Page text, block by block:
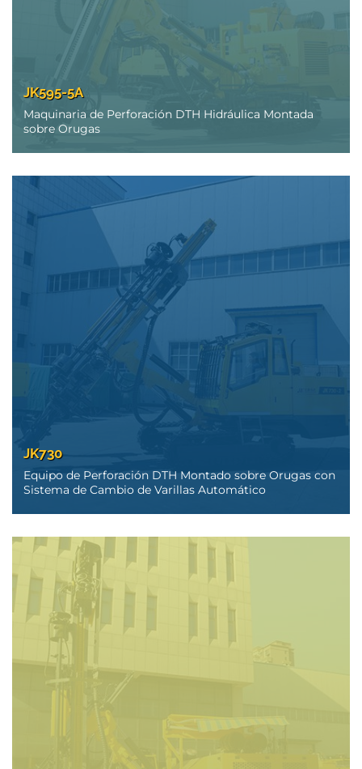
JK595-5A
Maquinaria de Perforación DTH Hidráulica Montada
sobre Orugas
JK730
Equipo de Perforación DTH Montado sobre Orugas con
Sistema de Cambio de Varillas Automático